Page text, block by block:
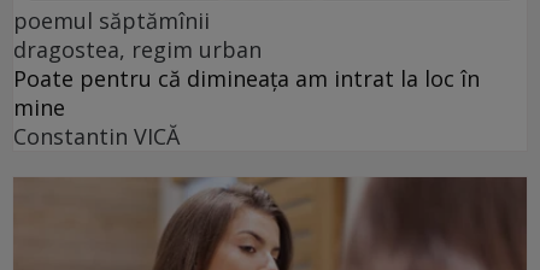
poemul săptămînii
dragostea, regim urban
Poate pentru că dimineața am intrat la loc în
mine
Constantin VICĂ